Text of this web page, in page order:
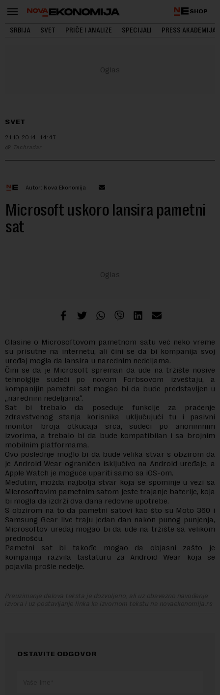
SHOP
SRBIJA SVET PRIČE I ANALIZE SPECIJALI PRESS AKADEMIJA
SVET
21.10.2014. 14:47
Techradar
Autor: Nova Ekonomija
Microsoft uskoro lansira pametni
sat
Glasine o Microsoftovom pametnom satu već neko vreme
su prisutne na internetu, ali čini se da bi kompanija svoj
uređaj mogla da lansira u narednim nedeljama.
Čini se da je Microsoft spreman da uđe na tržište nosive
tehnolgije sudeći po novom Forbsovom izveštaju, a
kompanijin pametni sat mogao bi da bude predstavljen u
„narednim nedeljama“.
Sat bi trebalo da poseduje funkcije za praćenje
zdravstvenog stanja korisnika uključujući tu i pasivni
monitor broja otkucaja srca, sudeći po anonimnim
izvorima, a trebalo bi da bude kompatibilan i sa brojnim
mobilnim platformama.
Ovo poslednje moglo bi da bude velika stvar s obzirom da
je Android Wear ograničen isključivo na Android uređaje, a
Apple Watch je moguće upariti samo sa iOS-om.
Međutim, možda najbolja stvar koja se spominje u vezi sa
Microsoftovim pametnim satom jeste trajanje baterije, koja
bi mogla da izdrži dva dana redovne upotrebe.
S obzirom na to da pametni satovi kao što su Moto 360 i
Samsung Gear live traju jedan dan nakon punog punjenja,
Microsoftov uređaj mogao bi da uđe na tržište sa velikom
prednošću.
Pametni sat bi takođe mogao da objasni zašto je
kompanija razvila tastaturu za Android Wear koja se
pojavila prošle nedelje.
Preuzimanje delova teksta je dozvoljeno, ali uz obavezno navođenje
izvora i uz postavljanje linka ka izvornom tekstu na novaekonomija.rs
OSTAVITE ODGOVOR